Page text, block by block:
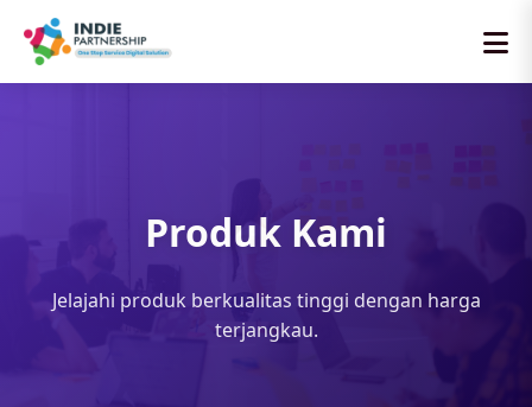
Produk Kami
Jelajahi produk berkualitas tinggi dengan harga
terjangkau.